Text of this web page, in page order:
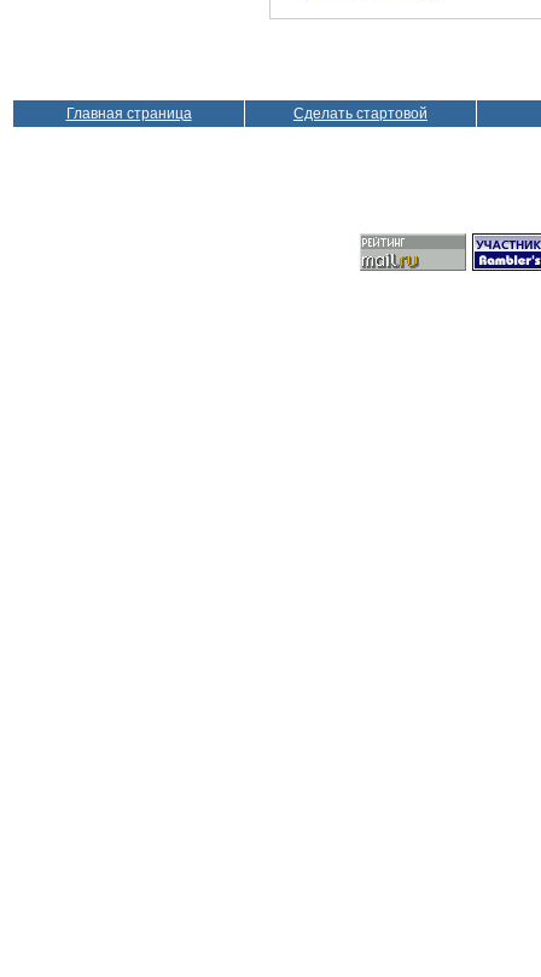
Главная страница Сделать стартовой